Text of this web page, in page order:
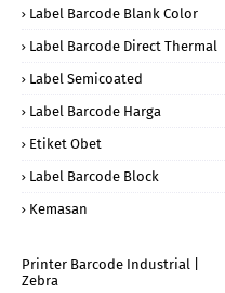
Label Barcode Blank Color
Label Barcode Direct Thermal
Label Semicoated
Label Barcode Harga
Etiket Obet
Label Barcode Block
Kemasan
Printer Barcode Industrial |
Zebra